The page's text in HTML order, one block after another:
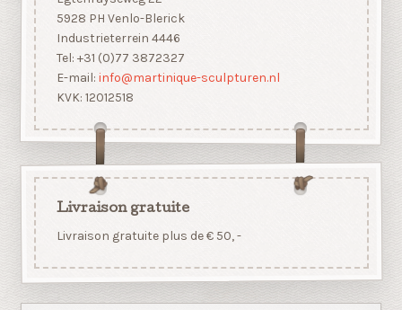
5928 PH Venlo-Blerick
Industrieterrein 4446
Tel: +31 (0)77 3872327
E-mail: info@martinique-sculpturen.nl
KVK: 12012518
Livraison gratuite
Livraison gratuite plus de € 50, -